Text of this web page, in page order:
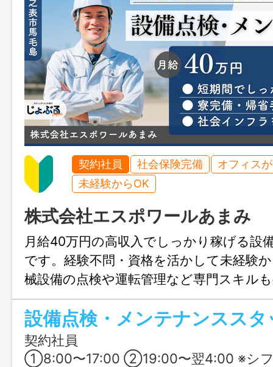
契約社員 社会保険完備
オフィス
未経験からOK
株式会社エスポワールあまみ
月給40万円の高収入でしっかり稼げる設
です。経験不問・資格を活かして未経験
械設備の点検や運転管理など専門スキル
馬毛島での勤務ですが、寮完備・帰省手
のサポートもあり、期間を決めて集中し
もおすすめです。
設備点検・メンテナンススタ
契約社員
①8:00〜17:00 ②19:00〜翌4:00 ※シフト制 ※1日の就業時間は1時間2分24秒の時間外労働を含む ※②は月5〜6日程度（